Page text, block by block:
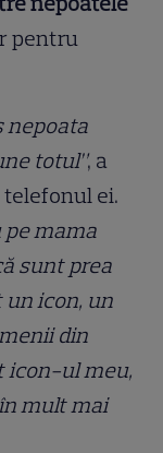
pentru
nepoata
totul”, a
ei.
pe mama
sunt prea
un icon, un
din
icon-ul meu,
mult mai